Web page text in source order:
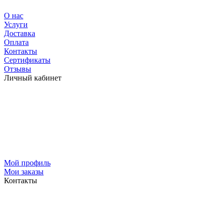
О нас
Услуги
Доставка
Оплата
Контакты
Сертификаты
Отзывы
Личный кабинет
Мой профиль
Мои заказы
Контакты